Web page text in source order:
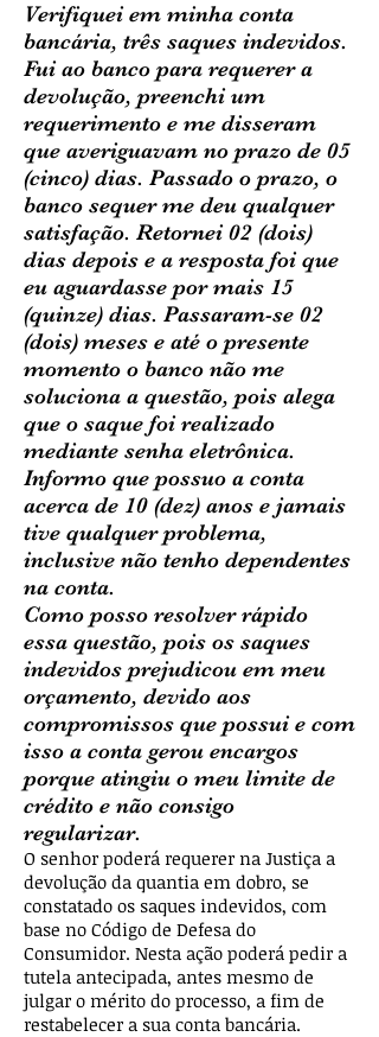
Verifiquei em minha conta
bancária, três saques indevidos.
Fui ao banco para requerer a
devolução, preenchi um
requerimento e me disseram
que averiguavam no prazo de 05
(cinco) dias. Passado o prazo, o
banco sequer me deu qualquer
satisfação. Retornei 02 (dois)
dias depois e a resposta foi que
eu aguardasse por mais 15
(quinze) dias. Passaram-se 02
(dois) meses e até o presente
momento o banco não me
soluciona a questão, pois alega
que o saque foi realizado
mediante senha eletrônica.
Informo que possuo a conta
acerca de 10 (dez) anos e jamais
tive qualquer problema,
inclusive não tenho dependentes
na conta.
Como posso resolver rápido
essa questão, pois os saques
indevidos prejudicou em meu
orçamento, devido aos
compromissos que possui e com
isso a conta gerou encargos
porque atingiu o meu limite de
crédito e não consigo
regularizar.
O senhor poderá requerer na Justiça a
devolução da quantia em dobro, se
constatado os saques indevidos, com
base no Código de Defesa do
Consumidor. Nesta ação poderá pedir a
tutela antecipada, antes mesmo de
julgar o mérito do processo, a fim de
restabelecer a sua conta bancária.